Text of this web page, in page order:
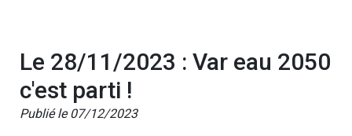
Le 28/11/2023 : Var eau 2050
c'est parti !
Publié le 07/12/2023